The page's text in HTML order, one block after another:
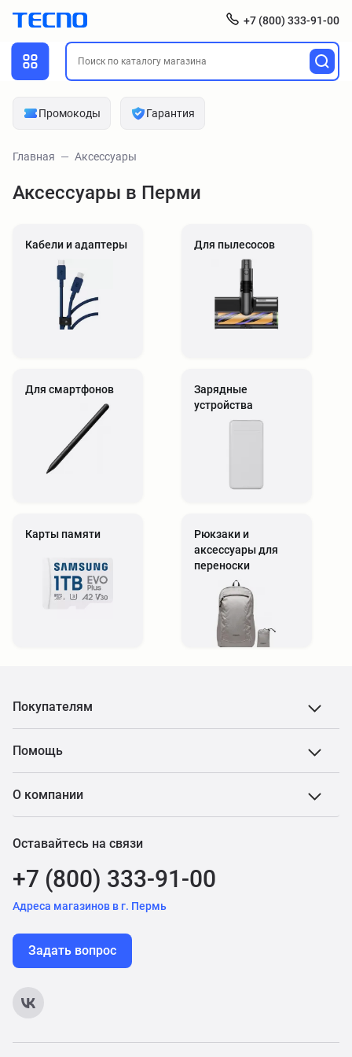
+7 (800) 333-91-00
Промокоды Гарантия
Главная Аксессуары
Аксессуары в Перми
Кабели и адаптеры Для пылесосов
Для смартфонов
Зарядные
устройства
Карты памяти
Рюкзаки и
аксессуары для
переноски
Покупателям
Помощь
О компании
Оставайтесь на связи
+7 (800) 333-91-00
Адреса магазинов в г. Пермь
Задать вопрос